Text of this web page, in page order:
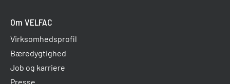
Om VELFAC
Virksomhedsprofil
Bæredygtighed
Job og karriere
Presse